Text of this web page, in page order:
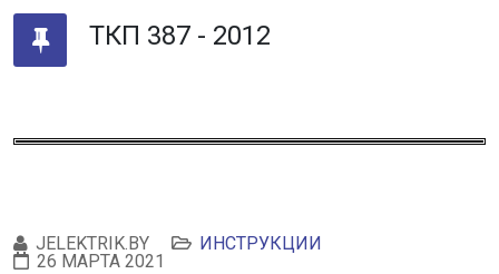
ТКП 387 - 2012
JELEKTRIK.BY
ИНСТРУКЦИИ
26 МАРТА 2021